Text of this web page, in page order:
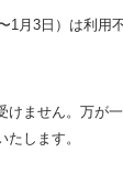
1月3日）は利用
けません。万が
します。